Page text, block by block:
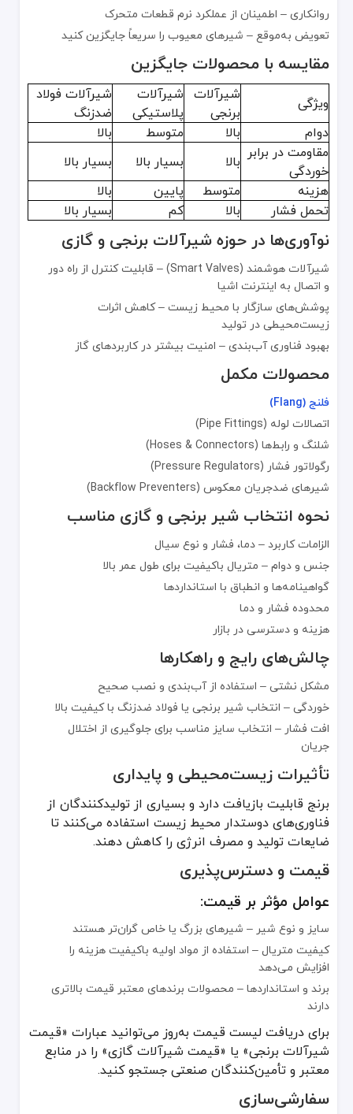
عوامل مؤثر بر قیمت:
سایز و نوع شیر – شیرهای بزرگ یا خاص گران‌تر هستند
کیفیت متریال – استفاده از مواد اولیه باکیفیت هزینه را افزایش
برند و استانداردها – محصولات برندهای معتبر قیمت بالاتری دارند
برای دریافت لیست قیمت به‌روز می‌توانید عبارات «قیمت شیرآلات
سفارشی‌سازی
تولیدکنندگان گزینه‌های زیر را برای پاسخگویی به نیازهای خاص ارائه
پوشش‌ها و پرداخت ویژه
ابعاد و رزوه‌های اختصاصی
حک برند یا نام تجاری روی محصول
همکاری با تأمین‌کننده معتبر
انتخاب تأمین‌کننده قابل اعتماد، تضمین‌کننده کیفیت محصول و
سابقه کار در صنعت
دارا بودن گواهینامه‌های کیفی
نظرات و اعتبار نزد مشتریان
گارانتی و خدمات پس از فروش
تماس و پشتیبانی
قیمت خرید شیرآلات برنجی به نوع کاربرد، سایز، برند، نوع اتصال
قیمت شیرآلات برنجی به کیفیت آلیاژ، ابعاد و نوع طراحی بستگی
برای کسب اطلاعات بیشتر درباره شیرآلات برنجی و گازی، می‌توانید
روانکاری – اطمینان از عملکرد نرم قطعات متحرک
تعویض به‌موقع – شیرهای معیوب را سریعاً جایگزین کنید
مقایسه با محصولات جایگزین
ویژگی
شیرآلات
برنجی
شیرآلات
پلاستیکی
شیرآلات فولاد
ضدزنگ
دوام
بالا متوسط
بالا
مقاومت در برابر
خوردگی
بالا بسیار بالا
بسیار بالا
هزینه
متوسط پایین
بالا
تحمل فشار
بالا کم بسیار بالا
نوآوری‌ها در حوزه شیرآلات برنجی و گازی
شیرآلات هوشمند (Smart Valves) – قابلیت کنترل از راه دور
و اتصال به اینترنت اشیا
پوشش‌های سازگار با محیط زیست – کاهش اثرات
زیست‌محیطی در تولید
بهبود فناوری آب‌بندی – امنیت بیشتر در کاربردهای گاز
محصولات مکمل
فلنج (Flang)
اتصالات لوله (Pipe Fittings)
شلنگ و رابط‌ها (Hoses & Connectors)
رگولاتور فشار (Pressure Regulators)
شیرهای ضدجریان معکوس (Backflow Preventers)
نحوه انتخاب شیر برنجی و گازی مناسب
الزامات کاربرد – دما، فشار و نوع سیال
جنس و دوام – متریال باکیفیت برای طول عمر بالا
گواهینامه‌ها و انطباق با استانداردها
محدوده فشار و دما
هزینه و دسترسی در بازار
چالش‌های رایج و راهکارها
مشکل نشتی – استفاده از آب‌بندی و نصب صحیح
خوردگی – انتخاب شیر برنجی یا فولاد ضدزنگ با کیفیت بالا
افت فشار – انتخاب سایز مناسب برای جلوگیری از اختلال
جریان
تأثیرات زیست‌محیطی و پایداری
برنج قابلیت بازیافت دارد و بسیاری از تولیدکنندگان از
فناوری‌های دوستدار محیط زیست استفاده می‌کنند تا
ضایعات تولید و مصرف انرژی را کاهش دهند.
قیمت و دسترس‌پذیری
عوامل مؤثر بر قیمت:
سایز و نوع شیر – شیرهای بزرگ یا خاص گران‌تر هستند
کیفیت متریال – استفاده از مواد اولیه باکیفیت هزینه را
افزایش می‌دهد
برند و استانداردها – محصولات برندهای معتبر قیمت بالاتری
دارند
برای دریافت لیست قیمت به‌روز می‌توانید عبارات «قیمت
شیرآلات برنجی» یا «قیمت شیرآلات گازی» را در منابع
معتبر و تأمین‌کنندگان صنعتی جستجو کنید.
سفارشی‌سازی